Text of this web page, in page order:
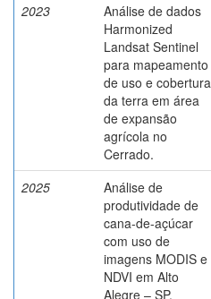
2023
Análise de dados
Harmonized
Landsat Sentinel
para mapeamento
de uso e cobertura
da terra em área
de expansão
agrícola no
Cerrado.
2025
Análise de
produtividade de
cana-de-açúcar
com uso de
imagens MODIS e
NDVI em Alto
Alegre – SP.